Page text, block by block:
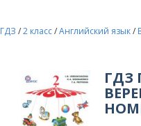
ГДЗ /2 класс/Английский язык/
ГДЗ